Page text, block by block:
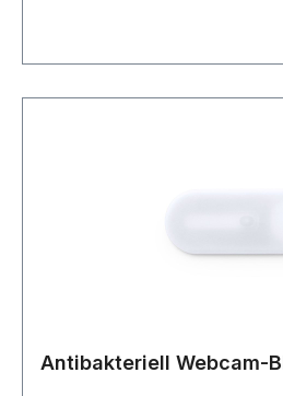
Datenschutzes. Aus
Verwendung natürlicher
und Schadstoffemissionen
3M-Klebeband, extra starke
Antibakteriell Webcam-